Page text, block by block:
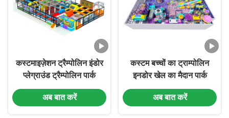
कस्टमाइज़ेशन ट्रैम्पोलिन इंडोर
प्लेग्राउंड ट्रैम्पोलिन पार्क
मनोरंजन
अब बात करें
कस्टम बच्चों का ट्राम्पोलिन
इनडोर खेल का मैदान पार्क
मनोरंजन केंद्र सॉफ्ट प्ले एरिया
अब बात करें